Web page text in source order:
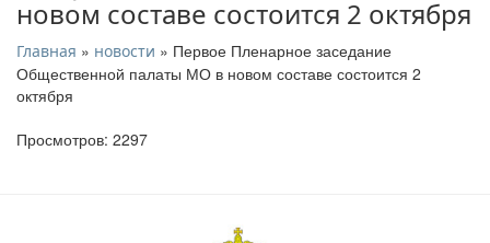
новом составе состоится 2 октября
Главная » новости » Первое Пленарное заседание
Общественной палаты МО в новом составе состоится 2
октября
Просмотров: 2297